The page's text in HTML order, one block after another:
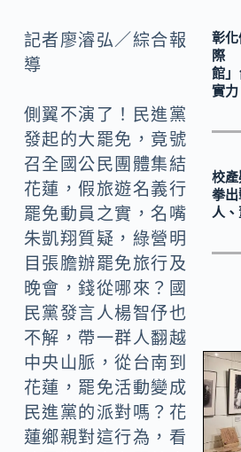
記者廖濬弘／綜合報
導
側翼不演了！民進黨
發起的大罷免，竟號
召全國公民團體集結
花蓮，假旅遊名義行
罷免動員之實，名嘴
朱凱翔質疑，綠營明
目張膽辦罷免旅行及
晚會，錢從哪來？國
民黨發言人楊智伃也
不解，帶一群人翻越
中央山脈，從台南到
花蓮，罷免活動變成
民進黨的派對嗎？花
蓮鄉親對這行為，看
彰化
際
館」
實力
校產
拳
人